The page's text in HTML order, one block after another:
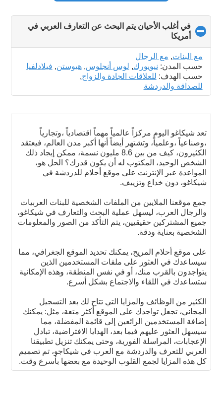
في أغلب الأحيان يتم البحث عن التعارف العربي في
أمريكا
to
collapse
contents
مع البنات, مع الرجال
حسب المدن: نيويورك, لوس أنجلوس,هيوستن, فيلادلفيا
حسب الهدف: للعلاقات الجادة والزواج,
للصداقة والدردشة
تعد شيكاغو اليوم مركزاً عالمياً مهماً اقتصادياً ،وتجارياً
،وصناعياً ،وعلمياً، وتشتهر أيضاً أنها أكبر مدن العالم، فيعتقد
الكثيرون، كيف من بين 8.6 مليون نسمة، ممكن إيجاد ذلك
الشخص الوحيد، المكتوب له أن يكون قدرك؟ الحل هو،
المواعدة عبر الإنترنت على موقع أحلام للدردشة في
شيكاغو، دون خداع وتزييف.
جمع موقعنا الملايين من الملفات الشخصية للبنات العربيات
والرجال العرب، ليسهل عملية البحث والتعارف في شيكاغو،
جميع المشتركين حقيقيين، يتم التأكد من الصور والمعلومات
الشخصية بعناية ودقة.
على موقع أحلام المريح، يمكنك تحديد الموقع الجغرافي، مما
سيساعدك في العثور على ملفات المستخدمين الذين
يتواجدون بالقرب منك، أو في نفس المنطقة، وهذه الإمكانية
ستساعدك في اللقاء والاجتماع بشكل أسرع.
الكثير من الوظائف والمزايا التي تتاح لك بعد التسجيل
المجاني، تجعل تواجدك على الموقع أكثر متعة، مثل: يمكنك
إضافة المستخدمين الرائعين إلى قائمة المفضلة، مما
سيسهل العثور عليهم فيما بعد، الهدايا الافتراضية، تبادل
الإعجابات، المراسلة الفورية، وحتى يمكنك تنزيل تطبيقنا
العربي للتعرف والدردشة مع العرب في شيكاجو، تم تصميم
كل هذه المزايا لجمع القلوب الوحيدة مع بعضها بأسرع وقت.